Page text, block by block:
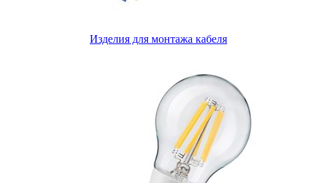
Изделия для монтажа кабеля